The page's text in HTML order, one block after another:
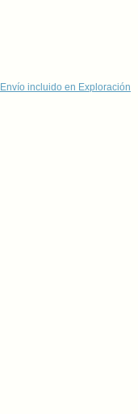
Envío incluido en Exploración